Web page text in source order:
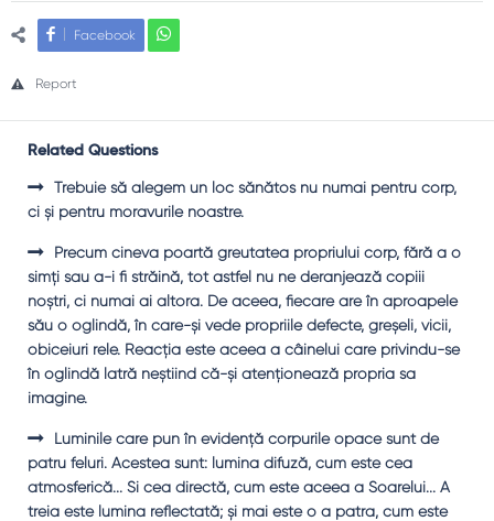
Facebook
Report
Related Questions
Trebuie să alegem un loc sănătos nu numai pentru corp,
ci şi pentru moravurile noastre.
Precum cineva poartă greutatea propriului corp, fără a o
simţi sau a-i fi străină, tot astfel nu ne deranjează copiii
noştri, ci numai ai altora. De aceea, fiecare are în aproapele
său o oglindă, în care-şi vede propriile defecte, greşeli, vicii,
obiceiuri rele. Reacţia este aceea a câinelui care privindu-se
în oglindă latră neştiind că-şi atenţionează propria sa
imagine.
Luminile care pun în evidenţă corpurile opace sunt de
patru feluri. Acestea sunt: lumina difuză, cum este cea
atmosferică... Şi cea directă, cum este aceea a Soarelui... A
treia este lumina reflectată; şi mai este o a patra, cum este